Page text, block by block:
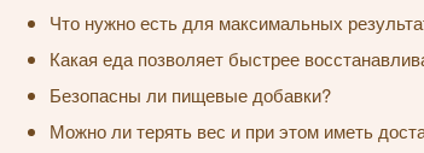
Что нужно есть для максимальных
Какая еда позволяет быстрее
Безопасны ли пищевые добавки?
Можно ли терять вес и при этом иметь